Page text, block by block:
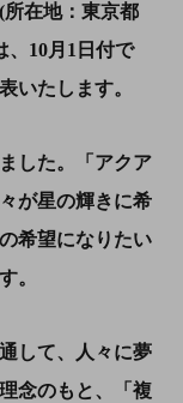
在地：東京都
、10月1日付で
いたします。
した。「アクア
が星の輝きに希
希望になりたい
。
して、人々に夢
念のもと、「複